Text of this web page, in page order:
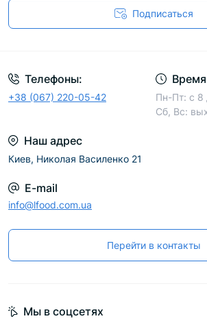
Подписаться
Телефоны:
+38 (067) 220-05-42
Пн-Пт: с 8
Сб, Вс:
Наш адрес
Киев, Николая Василенко 21
E-mail
info@lfood.com.ua
Перейти в контакты
Мы в соцсетях